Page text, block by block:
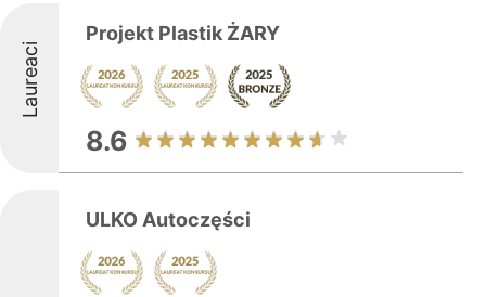
Laureaci
Projekt Plastik ŻARY
8.6
ULKO Autoczęści